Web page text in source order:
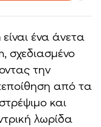
ένα άνετα
σχεδιασμένο
την
από τα
και
λωρίδα